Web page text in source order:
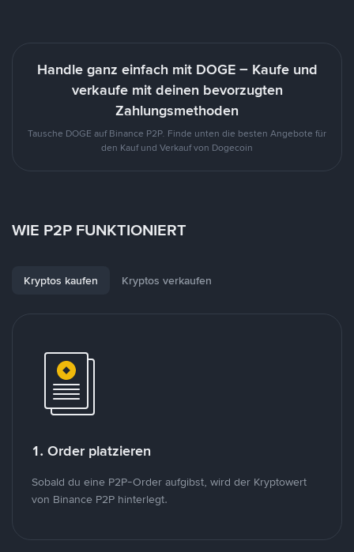
Handle ganz einfach mit DOGE – Kaufe und
verkaufe mit deinen bevorzugten
Zahlungsmethoden
Tausche DOGE auf Binance P2P. Finde unten die besten Angebote für
den Kauf und Verkauf von Dogecoin
WIE P2P FUNKTIONIERT
Kryptos kaufen Kryptos verkaufen
1. Order platzieren
Sobald du eine P2P-Order aufgibst, wird der Kryptowert
von Binance P2P hinterlegt.